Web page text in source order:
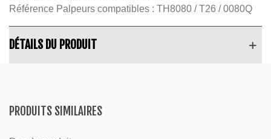
Référence Palpeurs compatibles : TH8080 / T26 / 0080Q
DÉTAILS DU PRODUIT
PRODUITS SIMILAIRES